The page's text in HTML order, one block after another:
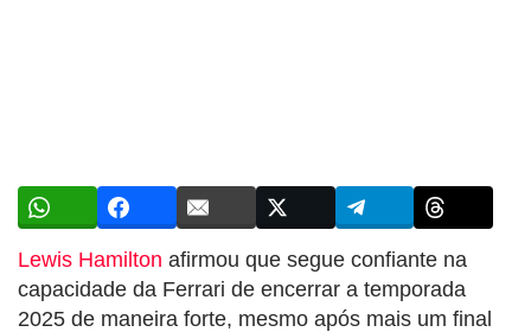
Lewis Hamilton afirmou que segue confiante na
capacidade da Ferrari de encerrar a temporada
2025 de maneira forte, mesmo após mais um final